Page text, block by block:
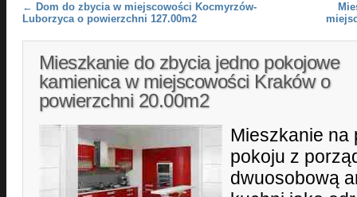
Post navigation
← Dom do zbycia w miejscowości Kocmyrzów-
Luborzyca o powierzchni 127.00m2
Mieszkanie do zbycia jedno pokojowe
kamienica w miejscowości Kraków o
powierzchni 20.00m2
Mieszkanie na
pokoju z
dwuosobową